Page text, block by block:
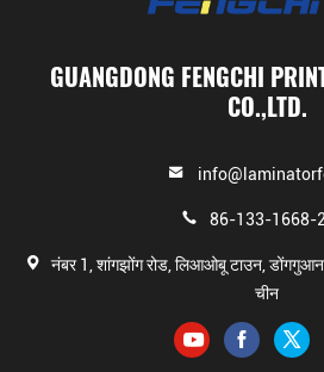
GUANGDONG FENGCHI
CO.,LTD.
86-133-1668-
नंबर 1, शांगझोंग रोड, लिआओबू टाउन,
चीन